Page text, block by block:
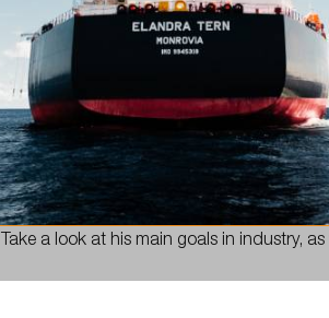
Say “hi” to one of our scholarship winners
Take a look at his main goals in industry,